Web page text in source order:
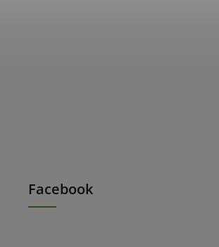
Facebook